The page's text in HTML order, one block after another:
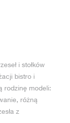
i stołków
bistro i
rodzinę modeli:
różną
z